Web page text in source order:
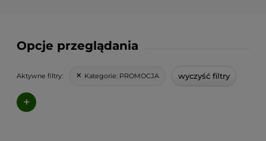
Opcje przeglądania
Aktywne filtry: Kategorie: PROMOCJA wyczyść filtry
+